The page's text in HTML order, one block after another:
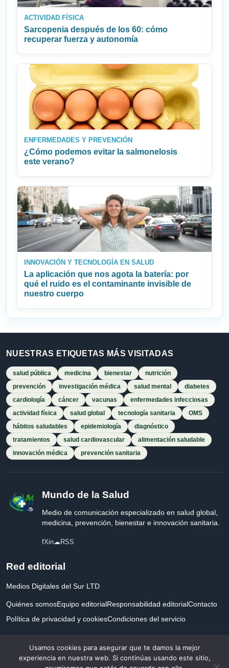
ACTIVIDAD FÍSICA
Sarcopenia después de los 60: cómo
recuperar fuerza y autonomía
ENFERMEDADES Y PREVENCIÓN
¿Cómo podemos evitar la salmonelosis
este verano?
INNOVACIÓN Y TECNOLOGÍA EN SALUD
La aplicación que nos agota la batería: por
qué el ruido es el contaminante invisible de
nuestro cuerpo
NUESTRAS ETIQUETAS MÁS VISITADAS
salud pública medicina bienestar
nutrición
prevención
investigación médica salud mental
diabetes
cardiología
cáncer vacunas
enfermedades infecciosas
actividad física
salud global tecnología sanitaria
OMS
hábitos saludables
epidemiología
diagnóstico
tratamientos
salud cardiovascular
alimentación saludable
innovación médica
prevención sanitaria
Mundo de la Salud
Medio de comunicación especializado en salud global,
medicina, prevención, bienestar e innovación sanitaria.
fXin☁RSS
Red editorial
Medios Digitales del Sur LTD
Quiénes somosEquipo editorialResponsabilidad editorialContacto
Política de privacidad y cookiesCondiciones del servicio
Usamos cookies para asegurar que te damos la mejor
experiencia en nuestra web. Si continúas usando este sitio,